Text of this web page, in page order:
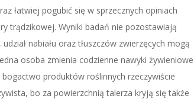
łatwiej pogubić się w sprzecznych opiniach
trądzikowej. Wyniki badań nie pozostawiają
nabiału oraz tłuszczów zwierzęcych mogą
osoba zmienia codzienne nawyki żywieniowe
produktów roślinnych rzeczywiście
bo za powierzchnią talerza kryją się także